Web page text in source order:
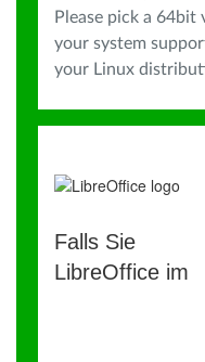
Please pick a
your system
your Linux
Falls Sie
LibreOffice im